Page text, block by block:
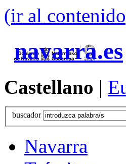
(ir al
navarra.es
Castellano |
buscador
Navarra